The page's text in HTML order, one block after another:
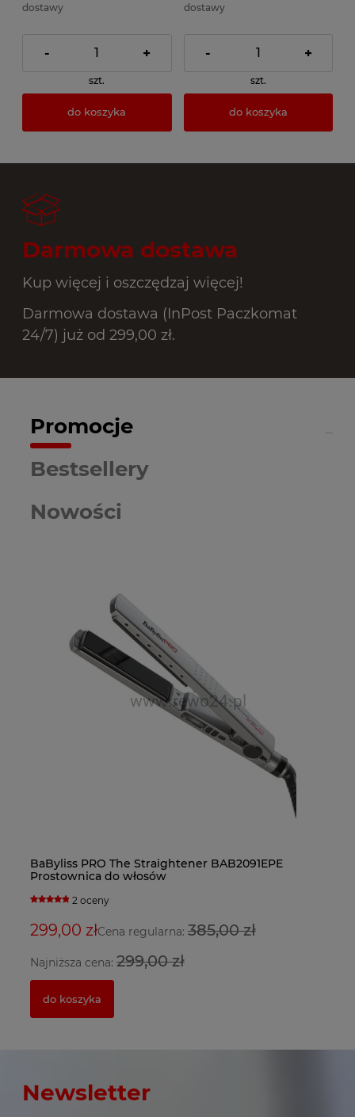
dostawy
- +
szt.
do koszyka
dostawy
- +
szt.
do koszyka
Darmowa dostawa
Kup więcej i oszczędzaj więcej!
Darmowa dostawa (InPost Paczkomat
24/7) już od 299,00 zł.
Promocje
Nowości
Bestsellery
BaByliss PRO The Straightener BAB2091EPE
Prostownica do włosów
2 oceny
299,00 złCena regularna: 385,00 zł
Najniższa cena: 299,00 zł
do koszyka
Newsletter